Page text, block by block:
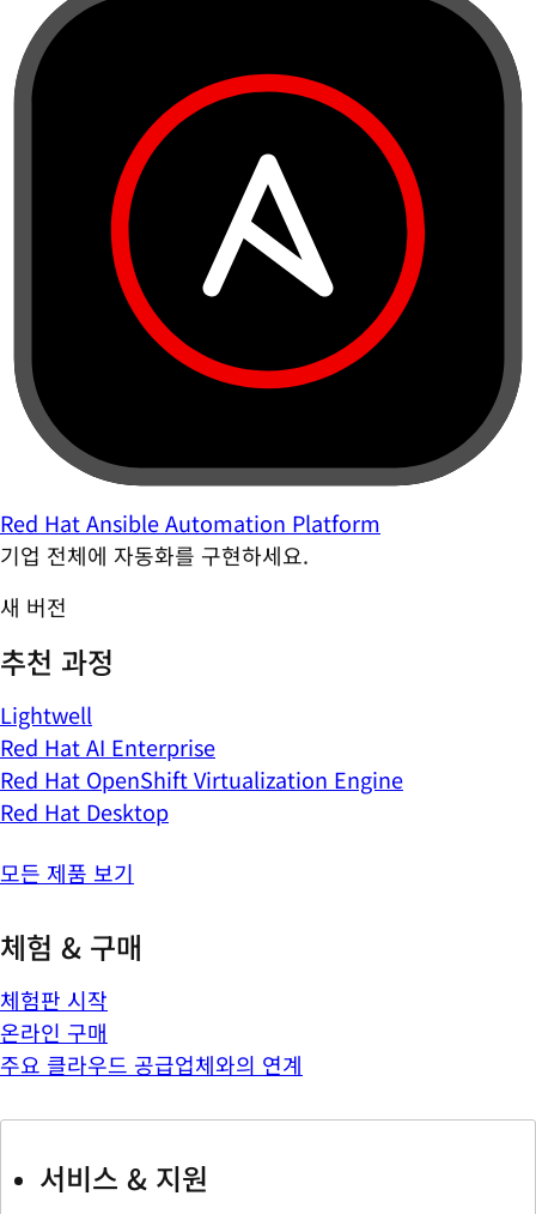
Red Hat Ansible Automation Platform
기업 전체에 자동화를 구현하세요.
새 버전
추천 과정
Lightwell
Red Hat AI Enterprise
Red Hat OpenShift Virtualization Engine
Red Hat Desktop
모든 제품 보기
체험 & 구매
체험판 시작
온라인 구매
주요 클라우드 공급업체와의 연계
서비스 & 지원